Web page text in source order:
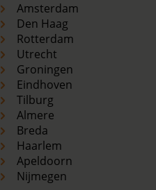
Amsterdam
Den Haag
Rotterdam
Utrecht
Groningen
Eindhoven
Tilburg
Almere
Breda
Haarlem
Apeldoorn
Nijmegen